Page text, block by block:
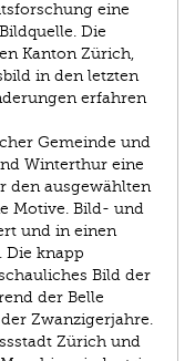
eine
Die
Kanton Zürich,
in den letzten
erfahren
Gemeinde und
Winterthur eine
den ausgewählten
Motive. Bild- und
und in einen
Die knapp
Bild der
der Belle
Zwanzigerjahre.
Zürich und